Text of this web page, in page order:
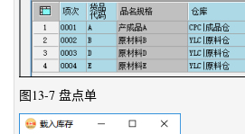
图13-7 盘点单